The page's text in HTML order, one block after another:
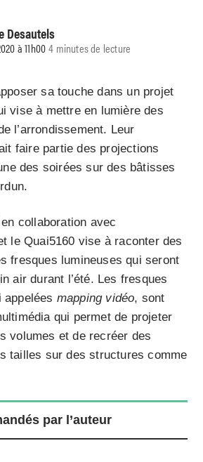
Desautels
à 11h004 minutes de lecture
sa touche dans un projet
vise à mettre en lumière des
l’arrondissement. Leur
faire partie des projections
des soirées sur des bâtisses
collaboration avec
le Quai5160 vise à raconter des
fresques lumineuses qui seront
air durant l’été. Les fresques
appelées mapping vidéo, sont
qui permet de projeter
volumes et de recréer des
tailles sur des structures comme
par l’auteur